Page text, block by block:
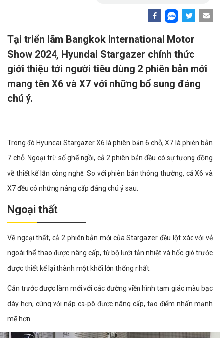
Tại triển lãm Bangkok International Motor
Show 2024, Hyundai Stargazer chính thức
giới thiệu tới người tiêu dùng 2 phiên bản mới
mang tên X6 và X7 với những bổ sung đáng
chú ý.
Trong đó Hyundai Stargazer X6 là phiên bản 6 chỗ, X7 là phiên bản
7 chỗ. Ngoại trừ số ghế ngồi, cả 2 phiên bản đều có sự tương đồng
về thiết kế lẫn công nghệ. So với phiên bản thông thường, cả X6 và
X7 đều có những nâng cấp đáng chú ý sau.
Ngoại thất
Về ngoại thất, cả 2 phiên bản mới của Stargazer đều lột xác với vẻ
ngoài thể thao được nâng cấp, từ bộ lưới tản nhiệt và hốc gió trước
được thiết kế lại thành một khối lớn thống nhất.
Cản trước được làm mới với các đường viền hình tam giác màu bạc
dày hơn, cùng với nắp ca-pô được nâng cấp, tạo điểm nhấn mạnh
mẽ hơn.